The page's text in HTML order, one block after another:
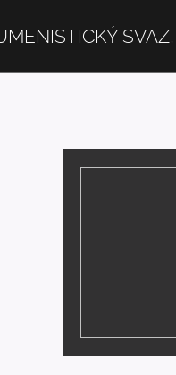
SVAZ,